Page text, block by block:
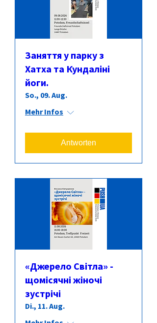
Заняття у парку з
Хатха та Кундаліні
йоги.
So., 09. Aug.
Mehr Infos
Antworten
«Джерело Світла» -
щомісячні жіночі
зустрічі
Di., 11. Aug.